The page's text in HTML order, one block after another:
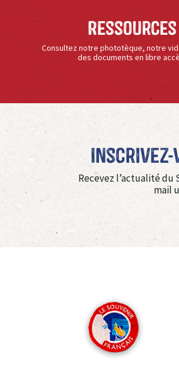
Ressources
Consultez notre phototèque, notre
des documents en libre
Recevez l’actualité du
mail